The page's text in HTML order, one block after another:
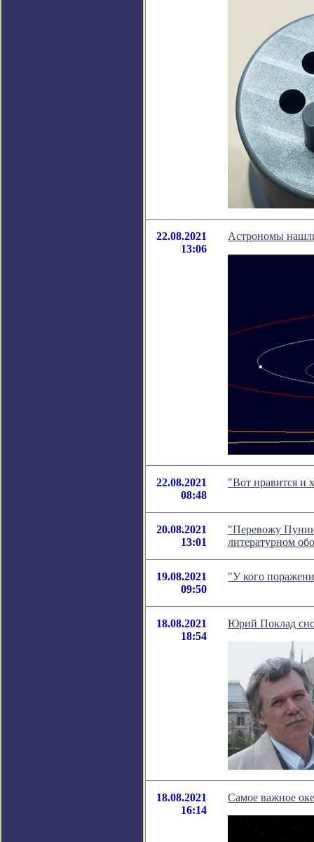
22.08.2021
13:06
Астрономы
22.08.2021
08:48
"Вот нравится и
20.08.2021
13:01
"Перевожу
литературном
19.08.2021
09:50
"У кого
18.08.2021
18:54
Юрий Поклад
18.08.2021
16:14
Самое важное